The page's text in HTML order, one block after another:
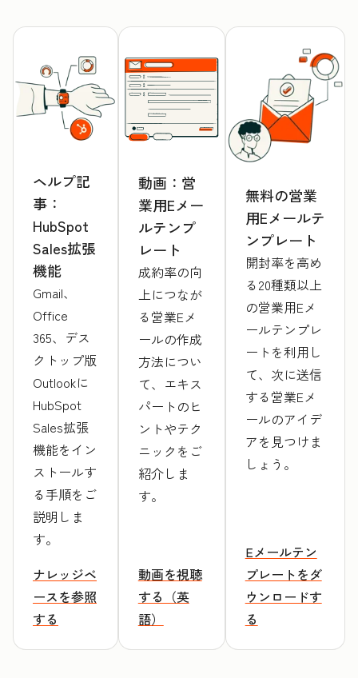
ヘルプ記
事：
HubSpot
Sales拡張
機能
Gmail、
Office
365、デス
クトップ版
Outlookに
HubSpot
Sales拡張
機能をイン
ストールす
る手順をご
説明しま
す。
ナレッジベ
ースを参照
する
動画：営
業用Eメー
ルテンプ
レート
成約率の向
上につなが
る営業Eメ
ールの作成
方法につい
て、エキス
パートのヒ
ントやテク
ニックをご
紹介しま
す。
動画を視聴
する（英
語）
無料の営業
用Eメールテ
ンプレート
開封率を高め
る20種類以上
の営業用Eメ
ールテンプレ
ートを利用し
て、次に送信
する営業Eメ
ールのアイデ
アを見つけま
しょう。
Eメールテン
プレートをダ
ウンロードす
る